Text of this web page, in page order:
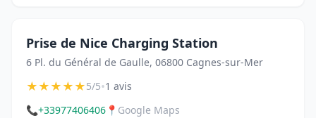
Prise de Nice Charging Station
6 Pl. du Général de Gaulle, 06800 Cagnes-sur-Mer
★★★★★5/5•1 avis
📞+33977406406 📍 Google Maps